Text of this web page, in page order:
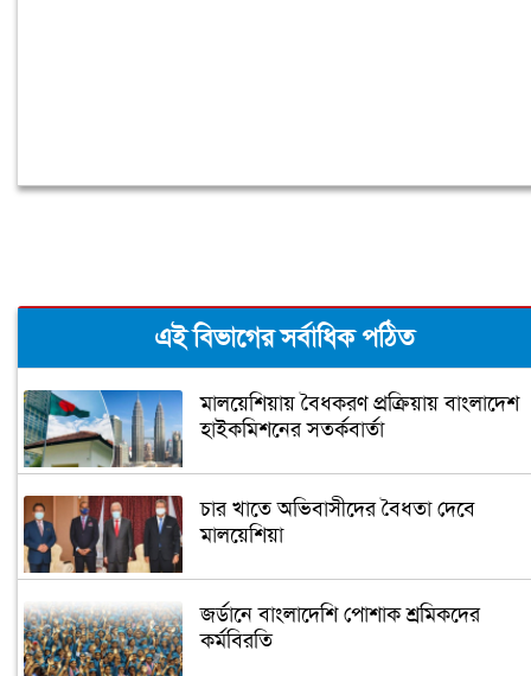
এই বিভাগের সর্বাধিক পঠিত
মালয়েশিয়ায় বৈধকরণ প্রক্রিয়ায় বাংলাদেশ
হাইকমিশনের সতর্কবার্তা
চার খাতে অভিবাসীদের বৈধতা দেবে
মালয়েশিয়া
জর্ডানে বাংলাদেশি পোশাক শ্রমিকদের
কর্মবিরতি